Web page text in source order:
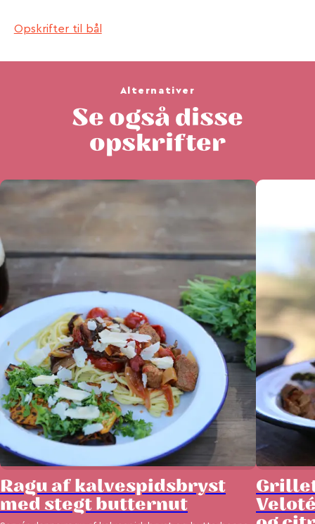
Opskrifter til bål
Alternativer
Se også disse
opskrifter
Ragu af kalvespidsbryst
med stegt butternut